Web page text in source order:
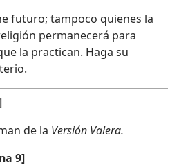
futuro; tampoco quienes la
permanecerá para
la practican. Haga su
de la Versión Valera.
9]